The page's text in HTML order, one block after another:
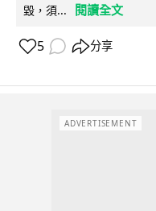
毀，須...
閱讀全文
5 分享
ADVERTISEMENT